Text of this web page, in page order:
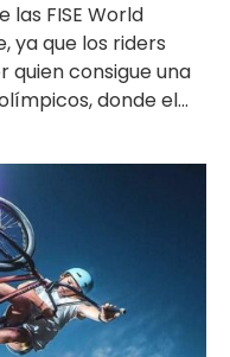
FISE World
ya que los riders
consigue una
donde el...